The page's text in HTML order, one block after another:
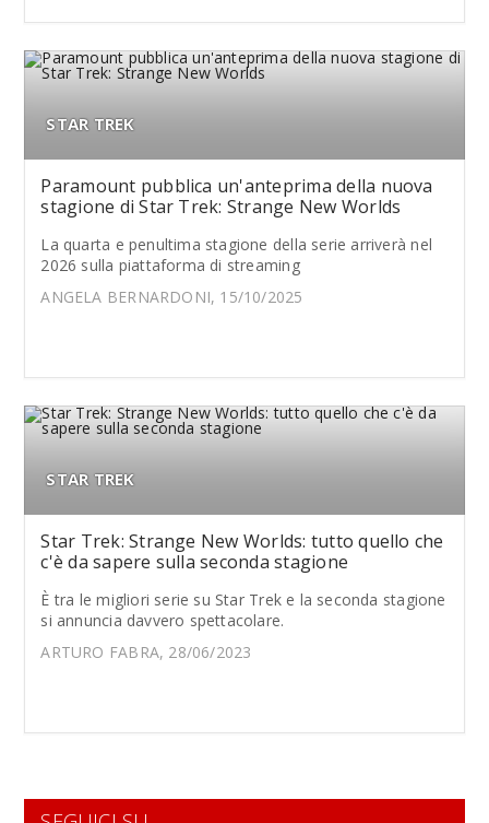
STAR TREK
Paramount pubblica un'anteprima della nuova
stagione di Star Trek: Strange New Worlds
La quarta e penultima stagione della serie arriverà nel
2026 sulla piattaforma di streaming
ANGELA BERNARDONI, 15/10/2025
STAR TREK
Star Trek: Strange New Worlds: tutto quello che
c'è da sapere sulla seconda stagione
È tra le migliori serie su Star Trek e la seconda stagione
si annuncia davvero spettacolare.
ARTURO FABRA, 28/06/2023